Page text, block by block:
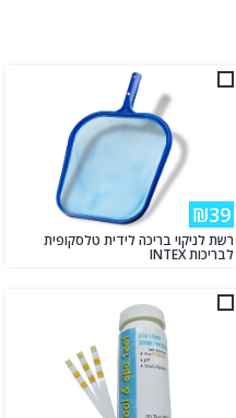
₪39
רשת לניקוי בריכה לידית טלסקופית
לבריכות INTEX